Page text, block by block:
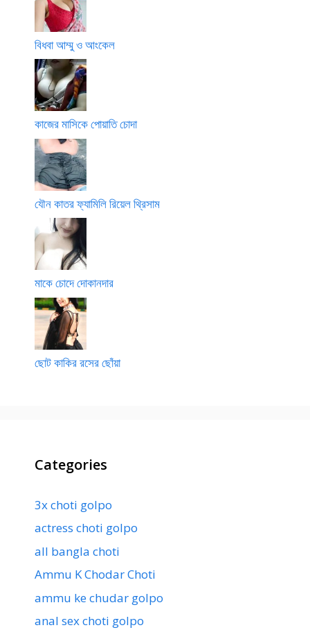
বিধবা আম্মু ও আংকেল
কাজের মাসিকে পোয়াতি চোদা
যৌন কাতর ফ্যামিলি রিয়েল থ্রিসাম
মাকে চোদে দোকানদার
ছোট কাকির রসের ছোঁয়া
Categories
3x choti golpo
actress choti golpo
all bangla choti
Ammu K Chodar Choti
ammu ke chudar golpo
anal sex choti golpo